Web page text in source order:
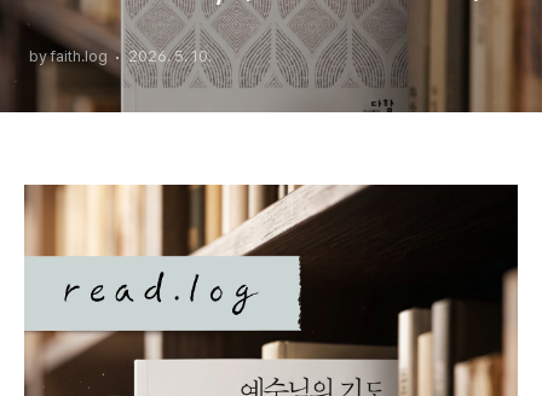
by faith.log 2026. 5. 10.